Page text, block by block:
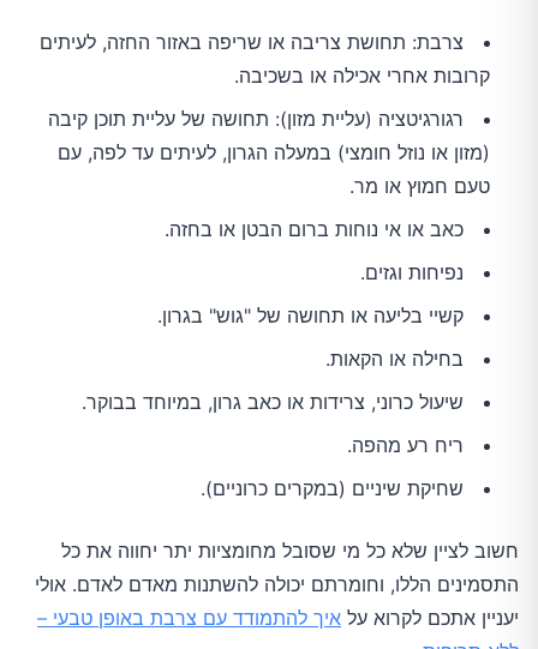
צרבת: תחושת צריבה או שריפה באזור החזה, לעיתים
קרובות אחרי אכילה או בשכיבה.
רגורגיטציה (עליית מזון): תחושה של עליית תוכן קיבה
(מזון או נוזל חומצי) במעלה הגרון, לעיתים עד לפה, עם
טעם חמוץ או מר.
כאב או אי נוחות ברום הבטן או בחזה.
נפיחות וגזים.
קשיי בליעה או תחושה של "גוש" בגרון.
בחילה או הקאות.
שיעול כרוני, צרידות או כאב גרון, במיוחד בבוקר.
ריח רע מהפה.
שחיקת שיניים (במקרים כרוניים).
חשוב לציין שלא כל מי שסובל מחומציות יתר יחווה את כל
התסמינים הללו, וחומרתם יכולה להשתנות מאדם לאדם. אולי
יעניין אתכם לקרוא על איך להתמודד עם צרבת באופן טבעי –